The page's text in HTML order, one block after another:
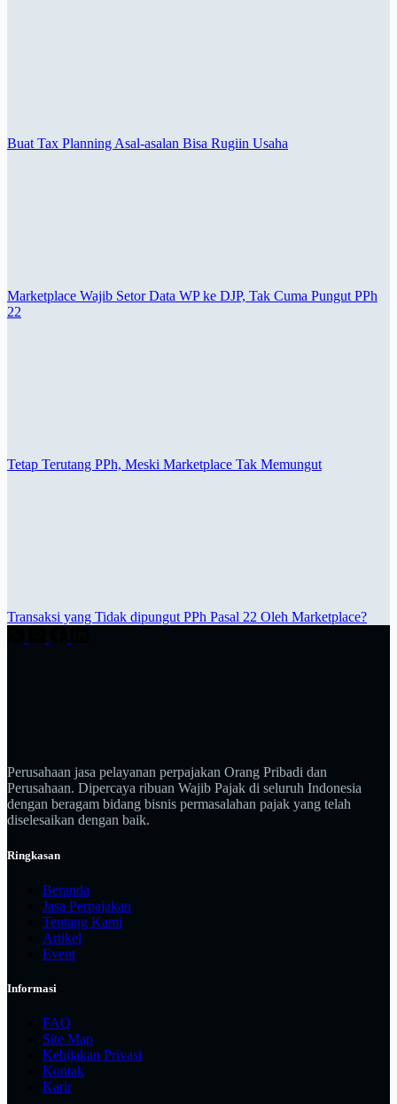
Buat Tax Planning Asal-asalan Bisa Rugiin Usaha
Marketplace Wajib Setor Data WP ke DJP, Tak Cuma Pungut PPh
22
Tetap Terutang PPh, Meski Marketplace Tak Memungut
Transaksi yang Tidak dipungut PPh Pasal 22 Oleh Marketplace?
Perusahaan jasa pelayanan perpajakan Orang Pribadi dan
Perusahaan. Dipercaya ribuan Wajib Pajak di seluruh Indonesia
dengan beragam bidang bisnis permasalahan pajak yang telah
diselesaikan dengan baik.
Ringkasan
Beranda
Jasa Perpajakan
Tentang Kami
Artikel
Event
Informasi
FAQ
Site Map
Kebijakan Privasi
Kontak
Karir